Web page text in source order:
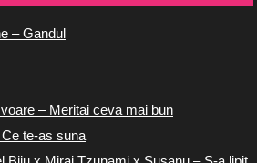
– Gandul
– Meritai ceva mai bun
te-as suna